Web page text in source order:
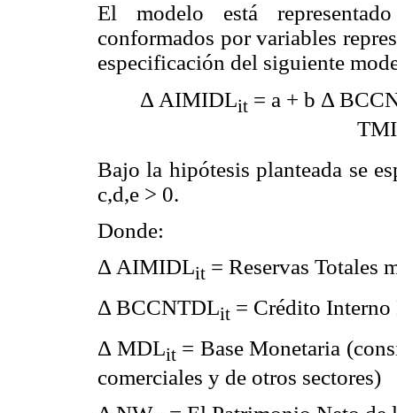
El modelo está
conformados por variables
especificación del siguiente
Δ AIMIDLit = a + b Δ
Bajo la hipótesis planteada se
c,d,e > 0.
Donde:
Δ AIMIDLit = Reservas Totales
Δ BCCNTDLit = Crédito
Δ MDLit= Base Monetaria
comerciales y de otros sectores)